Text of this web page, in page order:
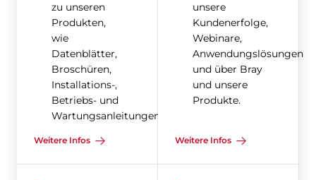
zu unseren
Produkten,
wie
Datenblätter,
Broschüren,
Installations-,
Betriebs- und
Wartungsanleitungen
Weitere Infos
unsere
Kundenerfolge,
Webinare,
Anwendungslösungen
und über Bray
und unsere
Produkte.
Weitere Infos